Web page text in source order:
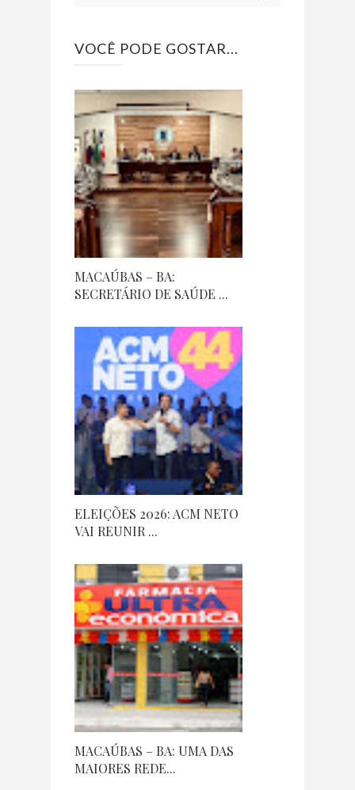
VOCÊ PODE GOSTAR...
MACAÚBAS – BA:
SECRETÁRIO DE SAÚDE ...
ELEIÇÕES 2026: ACM NETO
VAI REUNIR ...
MACAÚBAS – BA: UMA DAS
MAIORES REDE...